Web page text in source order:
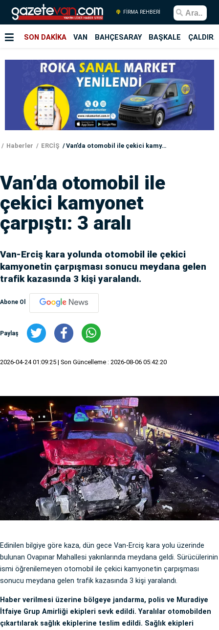
FİRMA REHBERİ
SON DAKİKA VAN BAHÇESARAY BAŞKALE
Haberler ERCİŞ Van’da otomobil ile çekici kamyonet çarpıştı: 3 aralı
Van’da otomobil ile
çekici kamyonet
çarpıştı: 3 aralı
Van-Erciş kara yolunda otomobil ile çekici
kamyonetin çarpışması sonucu meydana gelen
trafik kazasında 3 kişi yaralandı.
Abone Ol
Paylaş
2026-04-24 01:09:25 | Son Güncelleme : 2026-08-06 05:42:20
Edinilen bilgiye göre kaza, dün gece Van-Erciş kara yolu üzerinde
bulunan Ovapınar Mahallesi yakınlarında meydana geldi. Sürücülerinin
ismi öğrenilemeyen otomobil ile çekici kamyonetin çarpışması
sonucu meydana gelen trafik kazasında 3 kişi yaralandı.
Haber verilmesi üzerine bölgeye jandarma, polis ve Muradiye
İtfaiye Grup Amirliği ekipleri sevk edildi. Yaralılar otomobilden
çıkartılarak sağlık ekiplerine teslim edildi. Sağlık ekipleri